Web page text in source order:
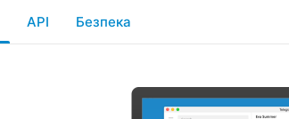
API Безпека